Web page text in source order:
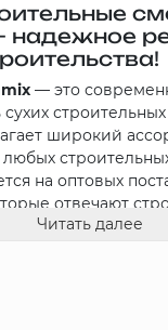
надежное
— это
широкий
на оптовых
отвечают
себя
Читать далее